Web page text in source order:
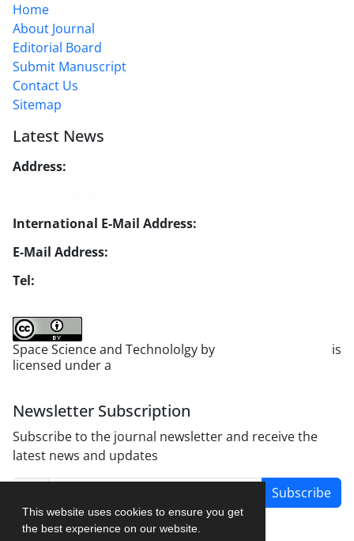
This website uses cookies to ensure you get
the best experience on our website.
Home
About Journal
Editorial Board
Submit Manuscript
Contact Us
Sitemap
Latest News
Address:
International E-Mail Address:
E-Mail Address:
Tel:
Space Science and Technololgy by
is
licensed under a
Newsletter Subscription
Subscribe to the journal newsletter and receive the
latest news and updates
Subscribe